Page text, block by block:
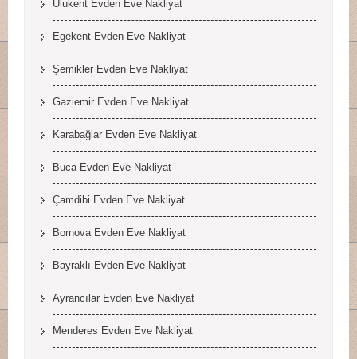
Ulukent Evden Eve Nakliyat
Egekent Evden Eve Nakliyat
Şemikler Evden Eve Nakliyat
Gaziemir Evden Eve Nakliyat
Karabağlar Evden Eve Nakliyat
Buca Evden Eve Nakliyat
Çamdibi Evden Eve Nakliyat
Bornova Evden Eve Nakliyat
Bayraklı Evden Eve Nakliyat
Ayrancılar Evden Eve Nakliyat
Menderes Evden Eve Nakliyat